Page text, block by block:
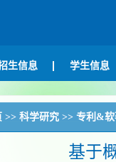
生信息 学生信息
>> 科学研究 >> 专利&软
基于